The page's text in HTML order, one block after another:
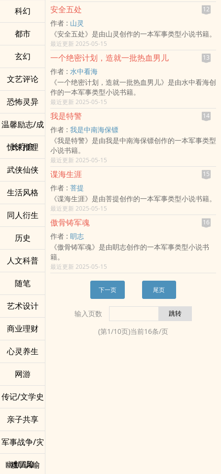
科幻
都市
玄幻
文艺评论
恐怖灵异
温馨励志/成
长疗愈
惊悚推理
武侠仙侠
生活风格
同人衍生
历史
人文科普
随笔
艺术设计
商业理财
心灵养生
网游
传记/文学史
亲子共享
军事战争/灾
难冒险
幽默/讽喻
安全五处 12
作者 : 山灵
《安全五处》是由山灵创作的一本军事类型小说书籍。
最近更新 2025-05-15
一个绝密计划，造就一批热血男儿 13
作者 : 水中看海
《一个绝密计划，造就一批热血男儿》是由水中看海创
作的一本军事类型小说书籍。
最近更新 2025-05-15
我是特警 14
作者 : 我是中南海保镖
《我是特警》是由我是中南海保镖创作的一本军事类型
小说书籍。
最近更新 2025-05-15
谍海生涯 15
作者 : 菩提
《谍海生涯》是由菩提创作的一本军事类型小说书籍。
最近更新 2025-05-15
傲骨铸军魂 16
作者 : 眀志
《傲骨铸军魂》是由眀志创作的一本军事类型小说书
籍。
最近更新 2025-05-15
下一页 尾页
输入页数
(第1/10页)当前16条/页